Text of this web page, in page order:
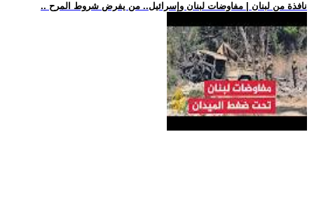
.. نافذة من لبنان | مفاوضات لبنان وإسرائيل.. من يفرض شروط المرح